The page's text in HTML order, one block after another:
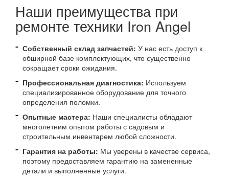
Наши преимущества при
ремонте техники Iron Angel
Собственный склад запчастей: У нас есть доступ к
обширной базе комплектующих, что существенно
сокращает сроки ожидания.
Профессиональная диагностика: Используем
специализированное оборудование для точного
определения поломки.
Опытные мастера: Наши специалисты обладают
многолетним опытом работы с садовым и
строительным инвентарем любой сложности.
Гарантия на работы: Мы уверены в качестве сервиса,
поэтому предоставляем гарантию на замененные
детали и выполненные услуги.